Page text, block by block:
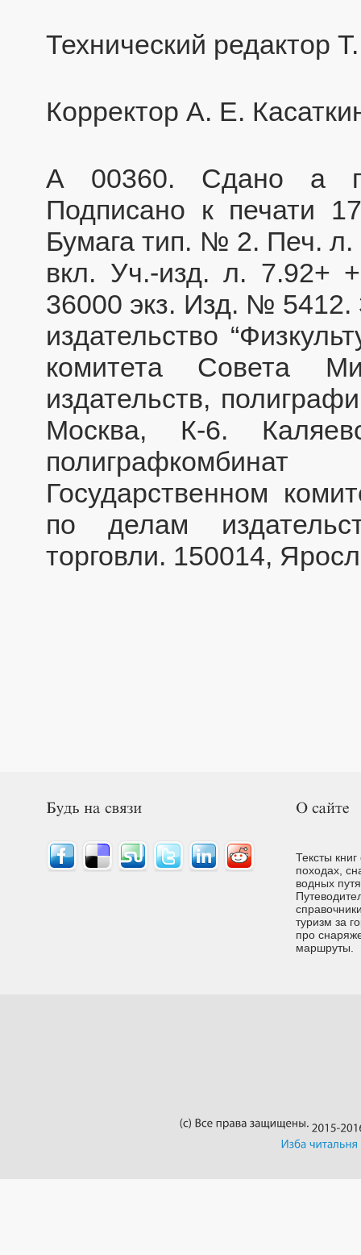
Технический редактор
Корректор А. Е.
А 00360. Сдано а
Подписано к печати
Бумага тип. № 2. Печ. л.
вкл. Уч.-изд. л. 7.92+
36000 экз. Изд. № 5412.
издательство
комитета Совета
издательств,
Москва, К-6.
Государственном
по делам
торговли. 150014,
Тексты
походах,
водных
туризм за
про
маршруты.